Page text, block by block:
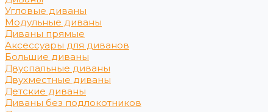
Угловые диваны
Модульные диваны
Диваны прямые
Аксессуары для диванов
Большие диваны
Двуспальные диваны
Двухместные диваны
Детские диваны
Диваны без подлокотников